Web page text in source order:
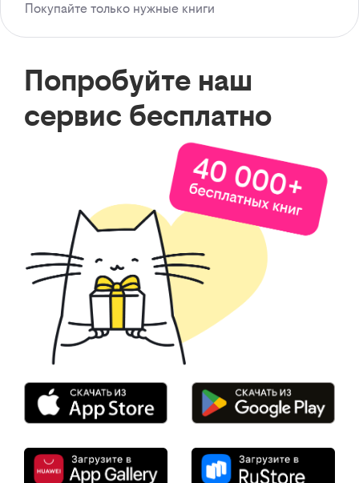
Покупайте только нужные книги
Попробуйте наш
сервис бесплатно